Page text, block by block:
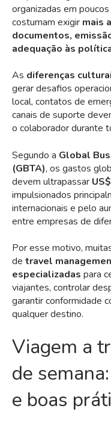
organizadas em
costumam exigir mais
documentos,
adequação às
As diferenças
gerar desafios
local, contatos de
canais de suporte
o colaborador durante
Segundo a Global
(GBTA), os gastos
devem ultrapassar
impulsionados
internacionais e pelo
entre empresas de
Por esse motivo,
de travel
especializadas para
viajantes, controlar
garantir conformidade
qualquer destino.
Viagem a
de
e boas